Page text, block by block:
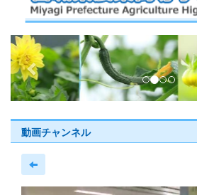
p
r
e
v
i
o
u
s
動画チャンネル